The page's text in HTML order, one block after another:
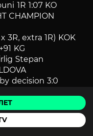
1R 1:07 KO
CHAMPION
3R, extra 1R) KOK
KG
Stepan
decision 3:0
ПЕРЕЙДИТЕ